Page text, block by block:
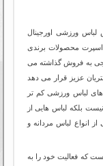
ورزشی اورجینال
محصولات برندی
به فروش گذاشته می
عزیز قرار می دهد
لباس ورزشی کم تر
بلکه لباس هایی از
انواع لباس مردانه و
۷ سال است که فعالیت خود را به